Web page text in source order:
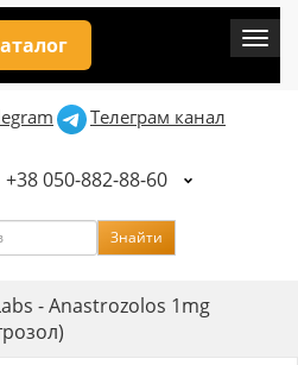
Телеграм канал
+38 050-882-88-60
Знайти
-Anastrozolos 1mg